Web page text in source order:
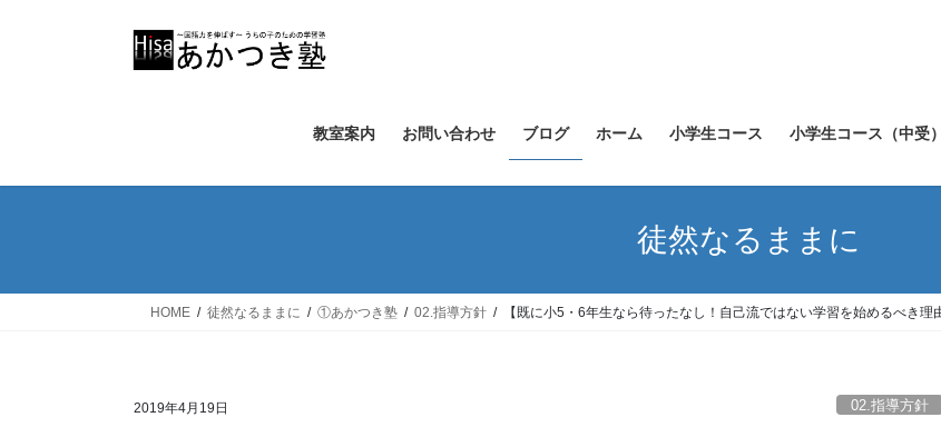
教室案内 お問い合わせ ブログ ホーム 小学生コース 小学生コース（中受）
徒然なるままに
HOME 徒然なるままに ①あかつき塾 02.指導方針 【既に小5・6年生なら待ったなし！自己流ではない学習を始めるべき
2019年4月19日 02.指導方針